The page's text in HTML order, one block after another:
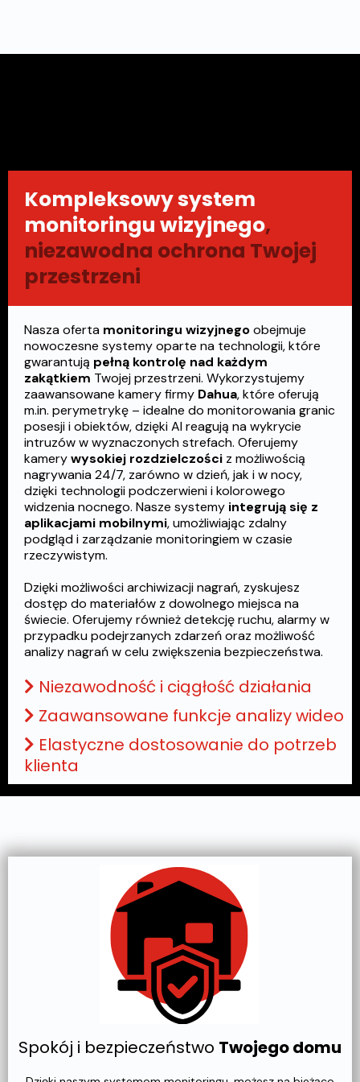
Kompleksowy system
monitoringu wizyjnego,
niezawodna ochrona Twojej
przestrzeni
Nasza oferta monitoringu wizyjnegoobejmuje
nowoczesne systemy oparte na technologii, które
gwarantują pełną kontrolę nad każdym
zakątkiem Twojej przestrzeni. Wykorzystujemy
zaawansowane kamery firmy Dahua, które oferują
m.in. perymetrykę – idealne do monitorowania granic
posesji i obiektów, dzięki AI reagują na wykrycie
intruzów w wyznaczonych strefach. Oferujemy
kamerywysokiej rozdzielczości z możliwością
nagrywania 24/7, zarówno w dzień, jak i w nocy,
dzięki technologii podczerwieni i kolorowego
widzenia nocnego. Nasze systemy integrują się z
aplikacjami mobilnymi, umożliwiając zdalny
podgląd i zarządzanie monitoringiem w czasie
rzeczywistym.
Dzięki możliwości archiwizacji nagrań, zyskujesz
dostęp do materiałów z dowolnego miejsca na
świecie. Oferujemy również detekcję ruchu, alarmy w
przypadku podejrzanych zdarzeń oraz możliwość
analizy nagrań w celu zwiększenia bezpieczeństwa.
Niezawodność i ciągłość działania
Zaawansowane funkcje analizy wideo
Elastyczne dostosowanie do potrzeb
klienta
Spokój i bezpieczeństwo Twojego domu